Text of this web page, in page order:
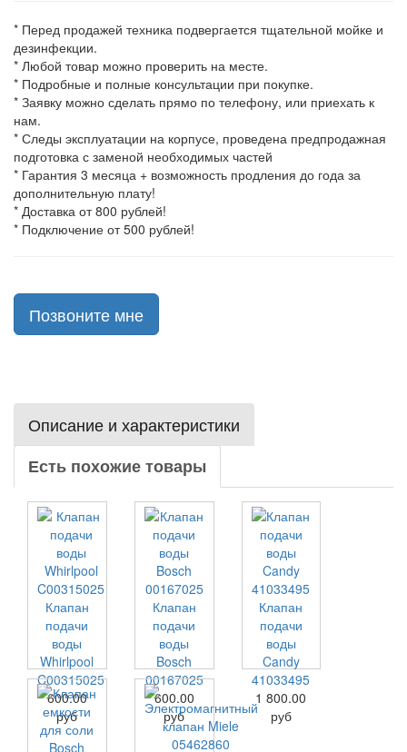
* Перед продажей техника подвергается тщательной мойке и
дезинфекции.
* Любой товар можно проверить на месте.
* Подробные и полные консультации при покупке.
* Заявку можно сделать прямо по телефону, или приехать к
нам.
* Следы эксплуатации на корпусе, проведена предпродажная
подготовка с заменой необходимых частей
* Гарантия 3 месяца + возможность продления до года за
дополнительную плату!
* Доставка от 800 рублей!
* Подключение от 500 рублей!
Позвоните мне
Описание и характеристики
Есть похожие товары
Клапан
подачи
воды
Whirlpool
C00315025
600.00
руб
Клапан
подачи
воды
Bosch
00167025
600.00
руб
Клапан
подачи
воды
Candy
41033495
1 800.00
руб